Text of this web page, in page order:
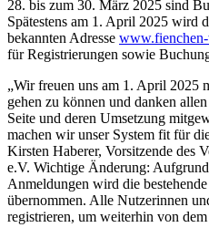
28. bis zum 30. März 2025 sind
Spätestens am 1. April 2025 wird
bekannten Adresse
für Registrierungen sowie
„Wir freuen uns am 1. April 2025
gehen zu können und danken
Seite und deren Umsetzung
machen wir unser System fit für
Kirsten Haberer, Vorsitzende des
e.V. Wichtige Änderung:
Anmeldungen wird die
übernommen. Alle Nutzerinnen
registrieren, um weiterhin von